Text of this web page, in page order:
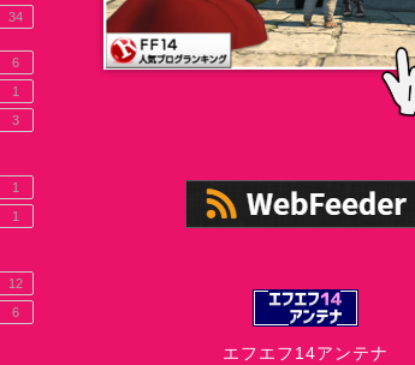
34
6
1
3
1
1
12
6
エフエフ14アンテナ